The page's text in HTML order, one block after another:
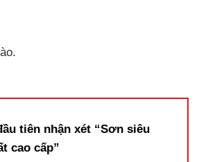
tiên nhận xét “Sơn siêu
cao cấp”